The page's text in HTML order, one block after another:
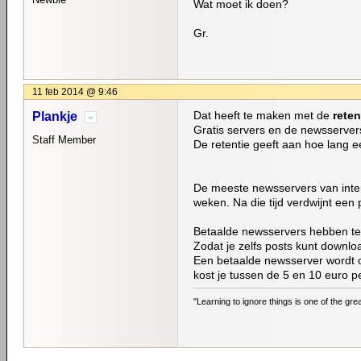
Wat moet ik doen?
Gr.
11 feb 2014 @ 9:46
Plankje
Staff Member
Dat heeft te maken met de
Gratis servers en de
De retentie geeft aan hoe lang
De meeste newsservers van
weken. Na die tijd verdwijnt
Betaalde newsservers hebben
Zodat je zelfs posts kunt
Een betaalde newsserver
kost je tussen de 5 en 10 euro
"Learning to ignore things is one of the